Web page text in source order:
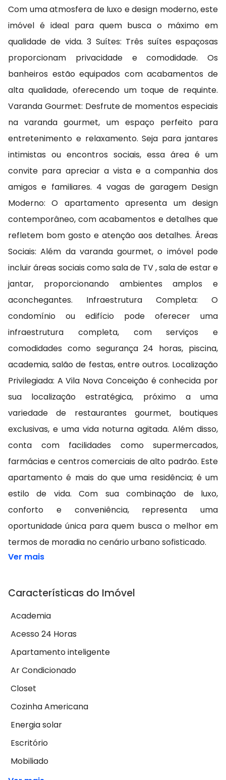
Com uma atmosfera de luxo e design moderno, este
imóvel é ideal para quem busca o máximo em
qualidade de vida. 3 Suítes: Três suítes espaçosas
proporcionam privacidade e comodidade. Os
banheiros estão equipados com acabamentos de
alta qualidade, oferecendo um toque de requinte.
Varanda Gourmet: Desfrute de momentos especiais
na varanda gourmet, um espaço perfeito para
entretenimento e relaxamento. Seja para jantares
intimistas ou encontros sociais, essa área é um
convite para apreciar a vista e a companhia dos
amigos e familiares. 4 vagas de garagem Design
Moderno: O apartamento apresenta um design
contemporâneo, com acabamentos e detalhes que
refletem bom gosto e atenção aos detalhes. Áreas
Sociais: Além da varanda gourmet, o imóvel pode
incluir áreas sociais como sala de TV , sala de estar e
jantar, proporcionando ambientes amplos e
aconchegantes. Infraestrutura Completa: O
condomínio ou edifício pode oferecer uma
infraestrutura completa, com serviços e
comodidades como segurança 24 horas, piscina,
academia, salão de festas, entre outros. Localização
Privilegiada: A Vila Nova Conceição é conhecida por
sua localização estratégica, próximo a uma
variedade de restaurantes gourmet, boutiques
exclusivas, e uma vida noturna agitada. Além disso,
conta com facilidades como supermercados,
farmácias e centros comerciais de alto padrão. Este
apartamento é mais do que uma residência; é um
estilo de vida. Com sua combinação de luxo,
conforto e conveniência, representa uma
oportunidade única para quem busca o melhor em
termos de moradia no cenário urbano sofisticado.
Ver mais
Características do Imóvel
Academia
Acesso 24 Horas
Apartamento inteligente
Ar Condicionado
Closet
Cozinha Americana
Energia solar
Escritório
Mobiliado